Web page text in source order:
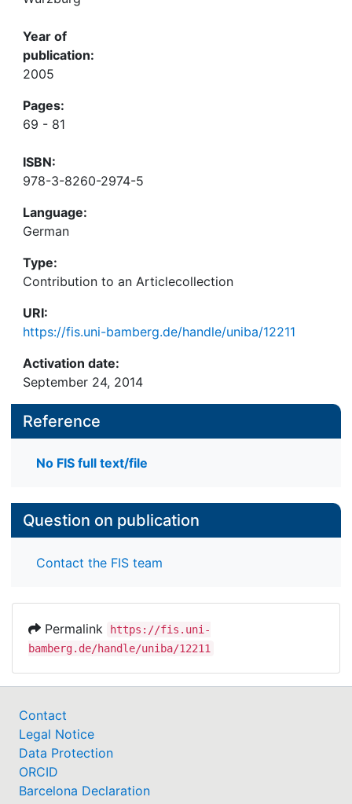
Year of
publication:
2005
Pages:
69 - 81
ISBN:
978-3-8260-2974-5
Language:
German
Type:
Contribution to an Articlecollection
URI:
https://fis.uni-bamberg.de/handle/uniba/12211
Activation date:
September 24, 2014
Reference
No FIS full text/file
Question on publication
Contact the FIS team
Permalink
https://fis.uni-
bamberg.de/handle/uniba/12211
Contact
Legal Notice
Data Protection
ORCID
Barcelona Declaration